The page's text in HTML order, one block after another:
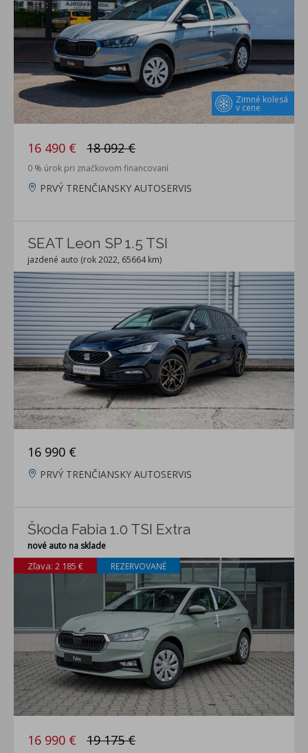
Zimné kolesá
v cene
16 490 € 18 092 €
0 % úrok pri značkovom financovaní
PRVÝ TRENČIANSKY AUTOSERVIS
SEAT Leon SP 1.5 TSI
jazdené auto (rok 2022, 65664 km)
16 990 €
PRVÝ TRENČIANSKY AUTOSERVIS
Škoda Fabia 1.0 TSI Extra
nové auto na sklade
Zľava: 2 185 € REZERVOVANÉ
16 990 € 19 175 €